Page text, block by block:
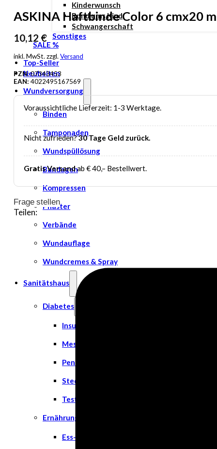
Kinderwunsch
Rund ums Kind
Schwangerschaft
Sonstiges
SALE %
Top-Seller
Neuheiten
Wundversorgung
Binden
Tamponaden
Wundspüllösung
Bandagen
Kompressen
Pflaster
Verbände
Wundauflage
Wundcremes & Spray
Sanitätshaus
Diabetes
Insulinspritzen
Messgeräte
Pen Nadeln
Stechhilfen
Teststreifen
Ernährung & Trinkhilfen
Ess- und Trinkhilfen
ASKINA Haftbinde Color 6 cmx20
10,12 €
inkl. MwSt. zzgl.Versand
PZN:07343453
EAN: 4022495167569
Voraussichtliche Lieferzeit: 1-3 Werktage.
Nicht zufrieden?30 Tage Geld zurück.
Gratis Versandab € 40,– Bestellwert.
Frage stellen
Teilen: